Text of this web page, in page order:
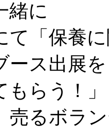
緒に
「保養
ス出展
もらう！
るボラ